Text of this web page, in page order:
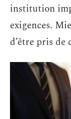
institution
exigences.
d’être pris de